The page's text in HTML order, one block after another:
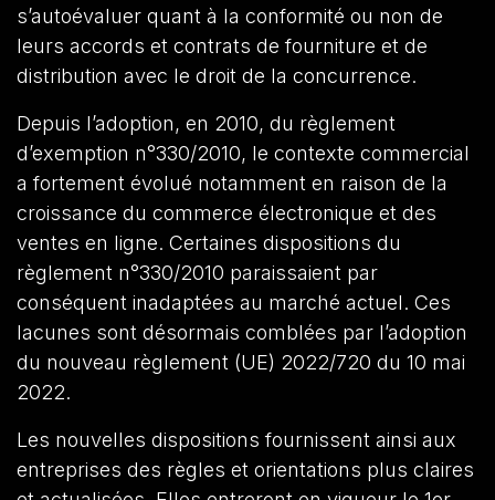
s’autoévaluer quant à la conformité ou non de
leurs accords et contrats de fourniture et de
distribution avec le droit de la concurrence.
Depuis l’adoption, en 2010, du règlement
d’exemption n°330/2010, le contexte commercial
a fortement évolué notamment en raison de la
croissance du commerce électronique et des
ventes en ligne. Certaines dispositions du
règlement n°330/2010 paraissaient par
conséquent inadaptées au marché actuel. Ces
lacunes sont désormais comblées par l’adoption
du nouveau règlement (UE) 2022/720 du 10 mai
2022.
Les nouvelles dispositions fournissent ainsi aux
entreprises des règles et orientations plus claires